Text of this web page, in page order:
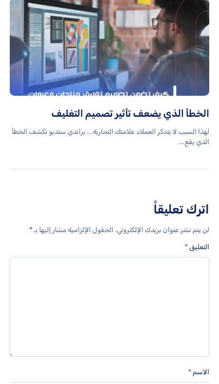
الخطأ الذي يضعف تأثير تصميم التغليف
لهذا السبب لا يتذكر العملاء علامتك التجارية... براندي ستديو تكشف الخطأ
الذي يقع...
اترك تعليقاً
لن يتم نشر عنوان بريدك الإلكتروني. الحقول الإلزامية مشار إليها بـ*
التعليق*
الاسم *